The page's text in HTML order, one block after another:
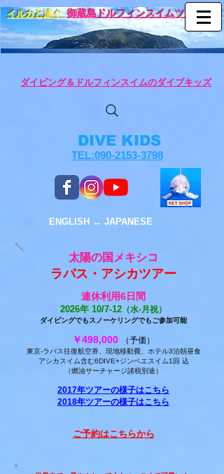
イルカと泳ぐ 御蔵島ドルフィンスイムツアー
ダイビング＆ドルフィンスイムのダイブキッズ
DIVE KIDS
TEL:090-2153-3798
ENGLISH ↔︎ JAPANESE
太陽の国メキシコ
ラパス・アシカツアー
連休利用6日間
2026年 10/7-12 （水-月祝）
​ダイビングでもスノーケリングでもご参加可能
￥498,000 （予価）
東京-ラパス往復航空券、現地移動費、ホテル3泊朝昼食
アシカスイム含む6DIVE+ジンベエスイム1回 込
（燃油サーチャージ​諸税別途）
2017年ツアーの様子はこちら
2018年ツアーの様子はこちら
ご予約はこちらから